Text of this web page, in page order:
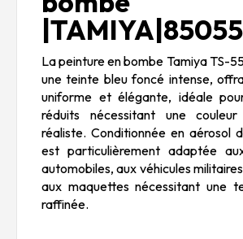
La peinture en bombe Tamiya TS-
une teinte bleu foncé intense,
uniforme et élégante, idéale
réduits nécessitant une
réaliste. Conditionnée en aérosol
est particulièrement adaptée
automobiles, aux véhicules
aux maquettes nécessitant une
raffinée.